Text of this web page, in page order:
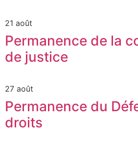
21 août
Permanence de la
de justice
27 août
Permanence du
droits